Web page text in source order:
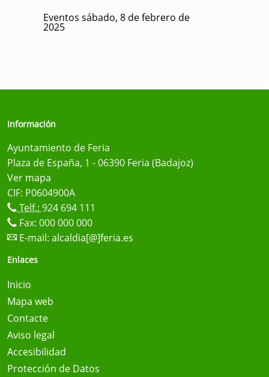
Eventos sábado, 8 de febrero de
2025
Información
Ayuntamiento de Feria
Plaza de España, 1 - 06390 Feria (Badajoz)
Ver mapa
CIF: P0604900A
Telf.: 924 694 111
Fax: 000 000 000
E-mail: alcaldia[@]feria.es
Enlaces
Inicio
Mapa web
Contacte
Aviso legal
Accesibilidad
Protección de Datos